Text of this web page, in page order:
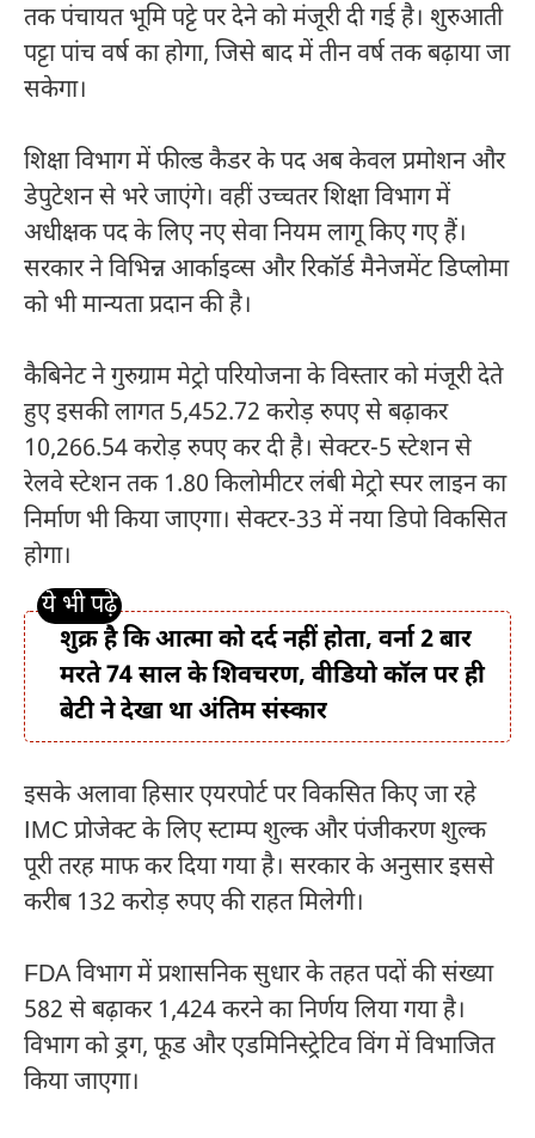
तक पंचायत भूमि पट्टे पर देने को मंजूरी दी गई है। शुरुआती
पट्टा पांच वर्ष का होगा, जिसे बाद में तीन वर्ष तक बढ़ाया जा
सकेगा।
शिक्षा विभाग में फील्ड कैडर के पद अब केवल प्रमोशन और
डेपुटेशन से भरे जाएंगे। वहीं उच्चतर शिक्षा विभाग में
अधीक्षक पद के लिए नए सेवा नियम लागू किए गए हैं।
सरकार ने विभिन्न आर्काइव्स और रिकॉर्ड मैनेजमेंट डिप्लोमा
को भी मान्यता प्रदान की है।
कैबिनेट ने गुरुग्राम मेट्रो परियोजना के विस्तार को मंजूरी देते
हुए इसकी लागत 5,452.72 करोड़ रुपए से बढ़ाकर
10,266.54 करोड़ रुपए कर दी है। सेक्टर-5 स्टेशन से
रेलवे स्टेशन तक 1.80 किलोमीटर लंबी मेट्रो स्पर लाइन का
निर्माण भी किया जाएगा। सेक्टर-33 में नया डिपो विकसित
होगा।
शुक्र है कि आत्मा को दर्द नहीं होता, वर्ना 2 बार
मरते 74 साल के शिवचरण, वीडियो कॉल पर ही
बेटी ने देखा था अंतिम संस्कार
इसके अलावा हिसार एयरपोर्ट पर विकसित किए जा रहे
IMC प्रोजेक्ट के लिए स्टाम्प शुल्क और पंजीकरण शुल्क
पूरी तरह माफ कर दिया गया है। सरकार के अनुसार इससे
करीब 132 करोड़ रुपए की राहत मिलेगी।
FDA विभाग में प्रशासनिक सुधार के तहत पदों की संख्या
582 से बढ़ाकर 1,424 करने का निर्णय लिया गया है।
विभाग को ड्रग, फूड और एडमिनिस्ट्रेटिव विंग में विभाजित
किया जाएगा।